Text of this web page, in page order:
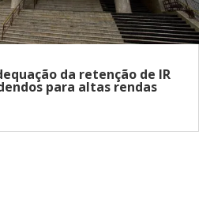
da retenção de IR
para altas rendas